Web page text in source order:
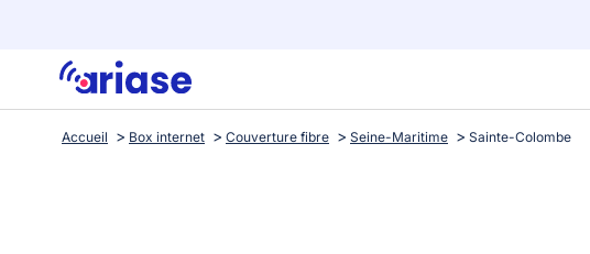
Accueil Box internet Couverture fibre Seine-Maritime Sainte-Colombe